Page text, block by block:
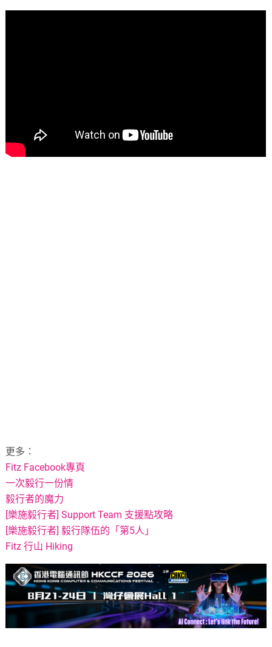
更多：
Fitz Facebook專頁
一次毅行一份情
毅行者的魔力
[樂施毅行者] Support Team 支援點攻略
[樂施毅行者] 毅行隊伍的「第5人」
Fitz 行山 Hiking